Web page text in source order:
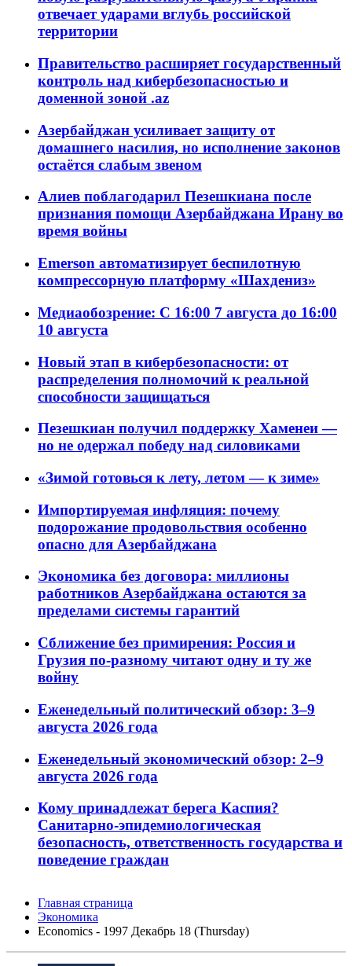
отвечает ударами вглубь российской
территории
Правительство расширяет государственный
контроль над кибербезопасностью и
доменной зоной .az
Азербайджан усиливает защиту от
домашнего насилия, но исполнение законов
остаётся слабым звеном
Алиев поблагодарил Пезешкиана после
признания помощи Азербайджана Ирану во
время войны
Emerson автоматизирует беспилотную
компрессорную платформу «Шахдениз»
Медиаобозрение: С 16:00 7 августа до 16:00
10 августа
Новый этап в кибербезопасности: от
распределения полномочий к реальной
способности защищаться
Пезешкиан получил поддержку Хаменеи —
но не одержал победу над силовиками
«Зимой готовься к лету, летом — к зиме»
Импортируемая инфляция: почему
подорожание продовольствия особенно
опасно для Азербайджана
Экономика без договора: миллионы
работников Азербайджана остаются за
пределами системы гарантий
Сближение без примирения: Россия и
Грузия по-разному читают одну и ту же
войну
Еженедельный политический обзор: 3–9
августа 2026 года
Еженедельный экономический обзор: 2–9
августа 2026 года
Кому принадлежат берега Каспия?
Санитарно-эпидемиологическая
безопасность, ответственность государства и
поведение граждан
Главная страница
Экономика
Economics - 1997 Декабрь 18 (Thursday)